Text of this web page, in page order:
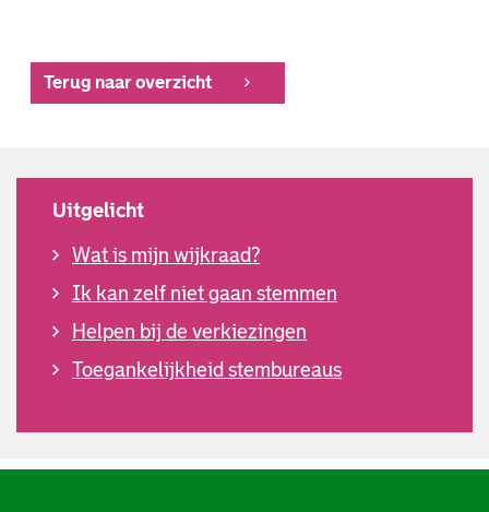
Terug naar overzicht
Uitgelicht
Wat is mijn wijkraad?
Ik kan zelf niet gaan stemmen
Helpen bij de verkiezingen
Toegankelijkheid stembureaus